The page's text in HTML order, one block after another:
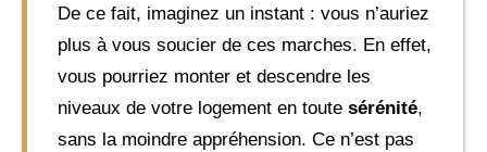
De ce fait, imaginez un instant : vous n’auriez
plus à vous soucier de ces marches. En effet,
vous pourriez monter et descendre les
niveaux de votre logement en toute sérénité,
sans la moindre appréhension. Ce n’est pas